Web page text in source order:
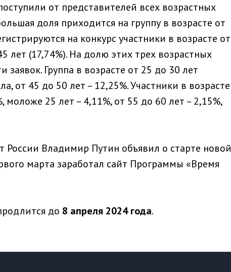
от представителей всех возрастных
доля приходится на группу в возрасте от
на конкурс участники в возрасте от
лет (17,74%). На долю этих трех возрастных
заявок. Группа в возрасте от 25 до 30 лет
от 45 до 50 лет – 12,25%. Участники в возрасте
моложе 25 лет – 4,11%, от 55 до 60 лет – 2,15%,
Владимир Путин объявил о старте новой
марта заработал сайт Программы «Время
до 8 апреля 2024 года.